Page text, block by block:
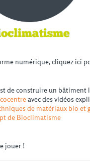
numérique, cliquez ici
de construire un bâtiment
avec des vidéos
de matériaux bio et
de Bioclimatisme
jouer !